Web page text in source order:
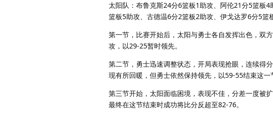
太阳队：布鲁克斯24分6篮板1助攻、阿伦21分5篮板
篮板5助攻、古德温6分2篮板2助攻、伊戈达罗6分5篮
第一节，比赛开始后，太阳与勇士各自发挥出色，双
攻，以29-25暂时领先。
第二节，勇士迅速调整状态，开局表现抢眼，连续得
现有所回暖，但勇士依然保持领先，以59-55结束这一
第三节开始，太阳面临困境，表现不佳，分差一度被
最终在这节结束时成功将比分反超至82-76。